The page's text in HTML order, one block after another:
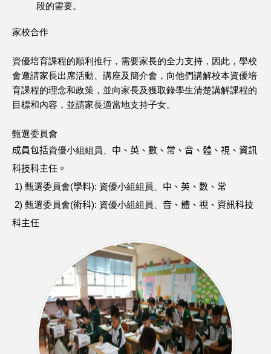
段的需要。
家校合作
資優培育課程的順利推行，需要家長的全力支持，因此，學校
會邀請家長出席活動、講座及簡介會，向他們講解校本資優培
育課程的理念和政策，並向家長及獲取錄學生清楚講解課程的
目標和內容，並請家長適當地支持子女。
甄選委員會
成員包括資優小組組員、 中、英、數、常、音、體、視、資訊
科技科主任。
1) 甄選委員會(學料): 資優小組組員、 中、英、數、常
2) 甄選委員會(術科): 資優小組組員、 音、體、視、資訊科技
科主任